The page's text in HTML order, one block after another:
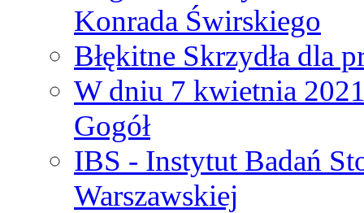
Konrada Świrskiego
Błękitne Skrzydła dla
W dniu 7 kwietnia
Gogół
IBS - Instytut Badań
Warszawskiej